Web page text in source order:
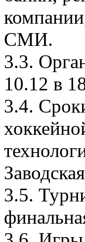
СМИ.
3.3.
10.12 в
3.4.
3.5.